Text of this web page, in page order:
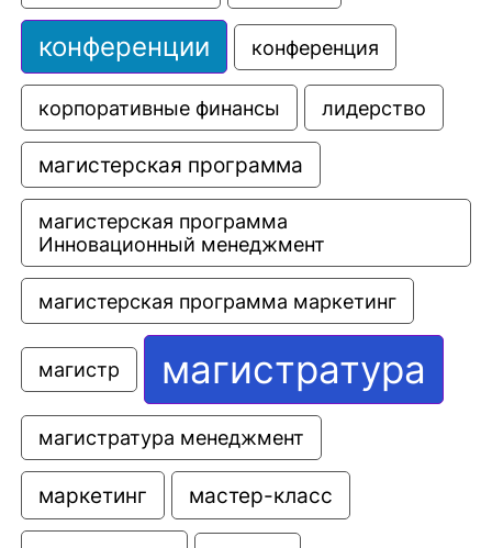
конференции конференция
корпоративные финансы лидерство
магистерская программа
магистерская программа
Инновационный менеджмент
магистерская программа маркетинг
магистр магистратура
магистратура менеджмент
маркетинг мастер-класс